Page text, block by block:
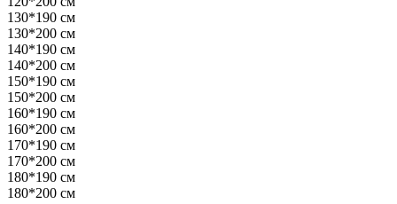
130*190 см
130*200 см
140*190 см
140*200 см
150*190 см
150*200 см
160*190 см
160*200 см
170*190 см
170*200 см
180*190 см
180*200 см